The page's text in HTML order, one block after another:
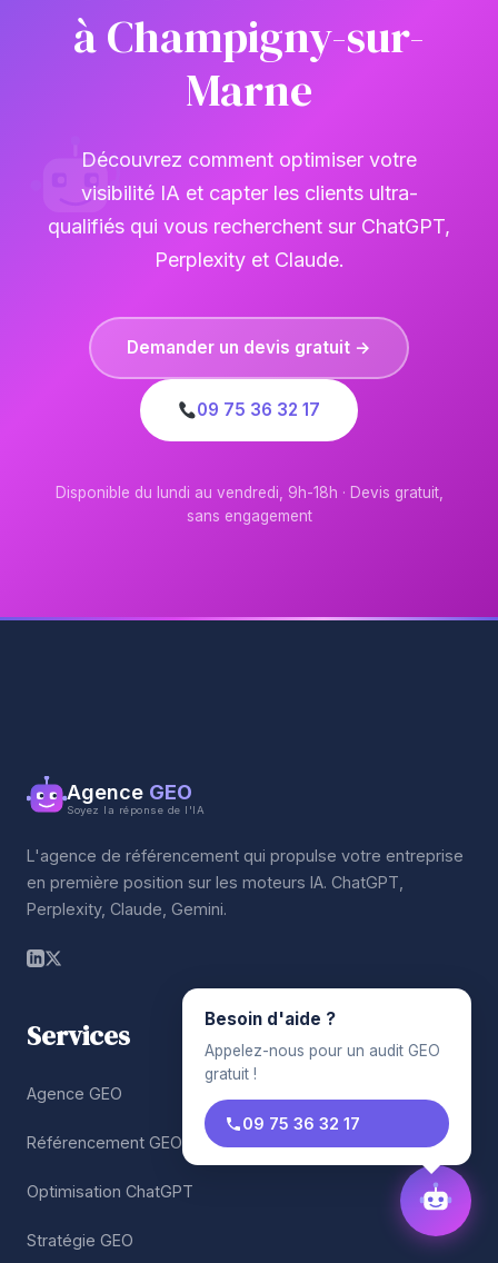
à Champigny-sur-
Marne
Découvrez comment optimiser votre
visibilité IA et capter les clients ultra-
qualifiés qui vous recherchent sur ChatGPT,
Perplexity et Claude.
Demander un devis gratuit →
09 75 36 32 17
Disponible du lundi au vendredi, 9h-18h · Devis gratuit,
sans engagement
Agence GEO
Soyez la réponse de l'IA
L'agence de référencement qui propulse votre entreprise
en première position sur les moteurs IA. ChatGPT,
Perplexity, Claude, Gemini.
Services
Agence GEO
Référencement GEO
Optimisation ChatGPT
Stratégie GEO
Besoin d'aide ?
Appelez-nous pour un audit GEO
gratuit !
09 75 36 32 17